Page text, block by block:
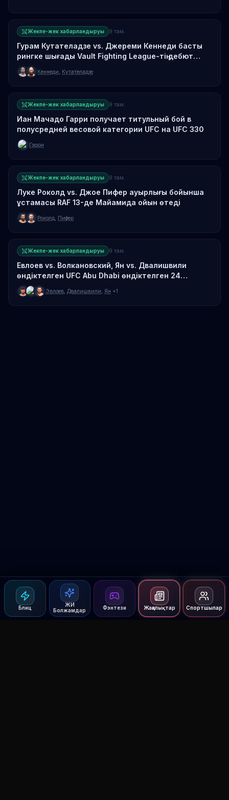
Блиц
ЖИ
Болжамдар
Фэнтези Жаңалықтар Спортшылар
Жекпе-жек хабарландыруы 9 там.
Гурам Кутателадзе vs. Джереми Кеннеди басты
рингке шығады Vault Fighting League-тің дебют
картасында
Кеннеди Кутателадзе
Жекпе-жек хабарландыруы 9 там.
Иан Мачадо Гарри получает титульный бой в
полусредней весовой категории UFC на UFC 330
Гэрри
Жекпе-жек хабарландыруы 9 там.
Луке Роколд vs. Джое Пифер ауырлығы бойынша
ұстамасы RAF 13-де Майамида ойын өтеді
Роколд Пифер
Жекпе-жек хабарландыруы 9 там.
Евлоев vs. Волкановский, Ян vs. Двалишвили
өндіктелген UFC Abu Dhabi өндіктелген 24
қазанда
Эвлоев Двалишвили Ян +1